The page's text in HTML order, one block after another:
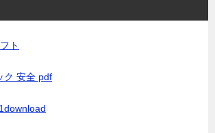
ト
ク 安全 pdf